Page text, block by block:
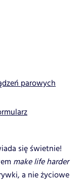
parowych
się świetnie!
make life harder
a nie życiowe